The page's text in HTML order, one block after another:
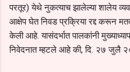
परतूर) येथे नुकत्याच झालेल्या शालेय
आक्षेप घेत निवड प्रक्रिया रद्द करून
केली आहे. यासंदर्भात पालकांनी
निवेदनात म्हटले आहे की, दि. २७ जुलै